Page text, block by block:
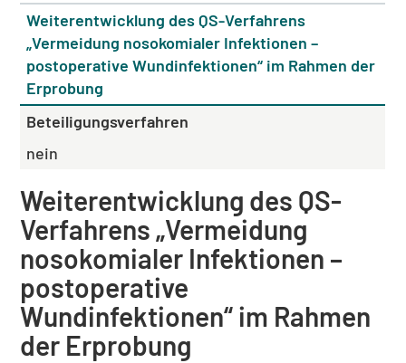
Weiterentwicklung des QS-Verfahrens
„Vermeidung nosokomialer Infektionen –
postoperative Wundinfektionen“ im Rahmen der
Erprobung
Beteiligungsverfahren
nein
Weiterentwicklung des QS-
Verfahrens „Vermeidung
nosokomialer Infektionen –
postoperative
Wundinfektionen“ im Rahmen
der Erprobung